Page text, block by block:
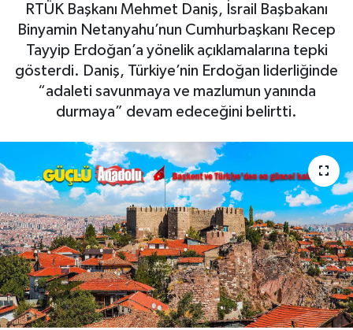
RTÜK Başkanı Mehmet Daniş, İsrail Başbakanı
Binyamin Netanyahu’nun Cumhurbaşkanı Recep
Tayyip Erdoğan’a yönelik açıklamalarına tepki
gösterdi. Daniş, Türkiye’nin Erdoğan liderliğinde
“adaleti savunmaya ve mazlumun yanında
durmaya” devam edeceğini belirtti.